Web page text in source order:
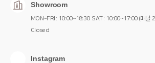
Showroom
MON~FRI : 10:00~18:30 SAT : 10:00~17:00 (매달
Closed
Instagram